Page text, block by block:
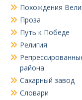
Похождения
Проза
Путь к Победе
Религия
района
Сахарный завод
Словари